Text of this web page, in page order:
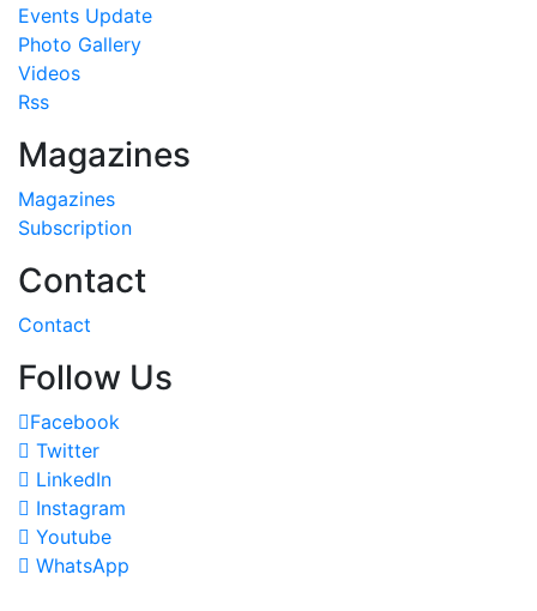
Events Update
Photo Gallery
Videos
Rss
Magazines
Magazines
Subscription
Contact
Contact
Follow Us
Facebook
Twitter
LinkedIn
Instagram
Youtube
WhatsApp